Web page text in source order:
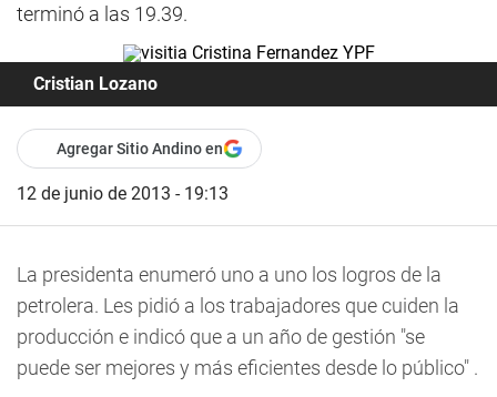
terminó a las 19.39.
Cristian Lozano
Agregar Sitio Andino en
12 de junio de 2013 - 19:13
La presidenta enumeró uno a uno los logros de la
petrolera. Les pidió a los trabajadores que cuiden la
producción e indicó que a un año de gestión "se
puede ser mejores y más eficientes desde lo público" .